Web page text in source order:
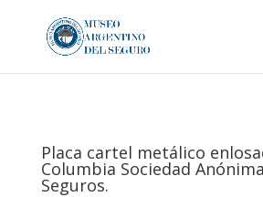
Placa cartel metálico
Columbia Sociedad
Seguros.